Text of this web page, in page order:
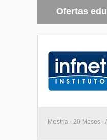
Ofertas
Mestria - 20 Meses -